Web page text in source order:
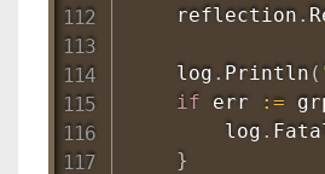
    reflection
.
    log
. Println (
if err :=
        log
.
}